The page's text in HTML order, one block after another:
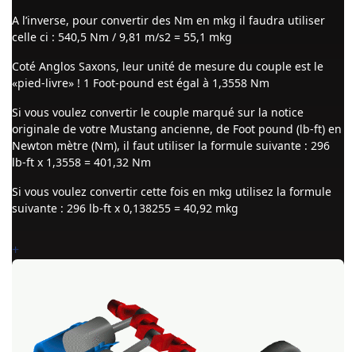
A l’inverse, pour convertir des Nm en mkg il faudra utiliser
celle ci : 540,5 Nm / 9,81 m/s2 = 55,1 mkg
Coté Anglos Saxons, leur unité de mesure du couple est le
«pied-livre» ! 1 Foot-pound est égal à 1,3558 Nm
Si vous voulez convertir le couple marqué sur la notice
originale de votre Mustang ancienne, de Foot pound (lb-ft) en
Newton mètre (Nm), il faut utiliser la formule suivante : 296
lb-ft x 1,3558 = 401,32 Nm
Si vous voulez convertir cette fois en mkg utilisez la formule
suivante : 296 lb-ft x 0,138255 = 40,92 mkg
+